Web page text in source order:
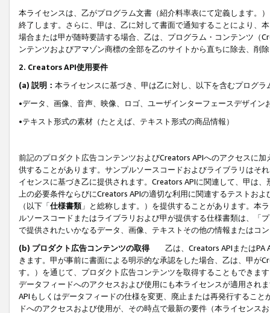
本ライセンスは、乙がプログラム文書（紹介料率表にて定義します。
終了します。さらに、甲は、乙に対して書面で通知することにより、
場合または甲が随時要請する場合、乙は、プログラム・コンテンツ（
ンテンツおよびアマゾン商標の全部を乙のサイトから直ちに除去、削
2. Creators API使用要件
(a) 説明： 本ライセンスに基づき、甲は乙に対し、以下を含むプログ
•データ、画像、音声、映像、ロゴ、ユーザインターフェースデザイ
•テキスト形式の素材（たとえば、テキスト形式の商品情報）
前記のプロダクト広告コンテンツおよびCreators APIへのアクセスに
供することがあります。サンプルソースコードおよびライブラリはそ
イセンスに基づき乙に提供されます。Creators APIに関連して、甲は
上の必要条件ならびにCreators APIの適切な利用に関連するテストお
（以下「仕様書類」と総称します。）を提供することがあります。本
ルソースコードまたはライブラリおよび甲が提供する仕様書類は、「
で提供されたいかなるデータ、画像、テキストその他の情報またはコ
(b) プロダクト広告コンテンツの取得
乙は、Creators APIまたはPA
きます。甲が事前に書面による明示的な承認をした場合、乙は、甲が
す。）を通じて、プロダクト広告コンテンツを取得することもできま
データフィードへのアクセスおよび使用にも本ライセンスが適用され
APIもしくはデータフィードの仕様を変更、廃止または再発行するこ
ドへのアクセスおよび使用が、その時点で最新の要件（本ライセン